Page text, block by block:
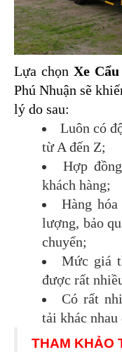
Lựa chọn Xe
Phú Nhuận sẽ
lý do sau:
Luôn có
từ A đến Z;
Hợp
khách hàng;
Hàng
lượng, bảo
chuyển;
Mức giá
được rất
Có rất
tải khác nhau
THAM KHẢO